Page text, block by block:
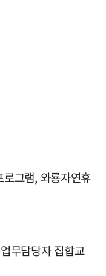
그램, 와룡자연휴
무담당자 집합교